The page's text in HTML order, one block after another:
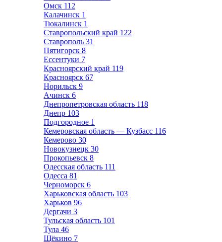
Омск 112
Калачинск 1
Тюкалинск 1
Ставропольский край 122
Ставрополь 31
Пятигорск 8
Ессентуки 7
Красноярский край 119
Красноярск 67
Норильск 9
Ачинск 6
Днепропетровская область 118
Днепр 103
Подгородное 1
Кемеровская область — Кузбасс 116
Кемерово 30
Новокузнецк 30
Прокопьевск 8
Одесская область 111
Одесса 81
Черноморск 6
Харьковская область 103
Харьков 96
Дергачи 3
Тульская область 101
Тула 46
Щёкино 7